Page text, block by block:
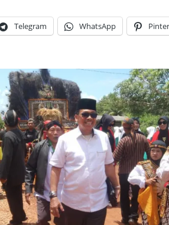
Telegram WhatsApp